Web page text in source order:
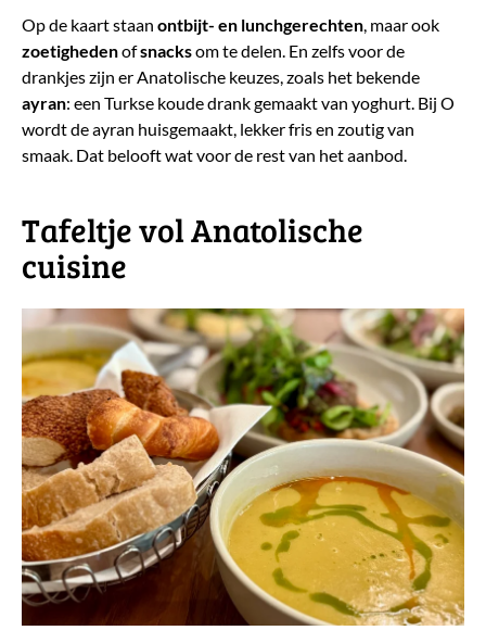
Op de kaart staan ontbijt- en lunchgerechten , maar ook
zoetighedenofsnacksom te delen. En zelfs voor de
drankjes zijn er Anatolische keuzes, zoals het bekende
ayran: een Turkse koude drank gemaakt van yoghurt. Bij O
wordt de ayran huisgemaakt, lekker fris en zoutig van
smaak. Dat belooft wat voor de rest van het aanbod.
​Tafeltje vol Anatolische
cuisine